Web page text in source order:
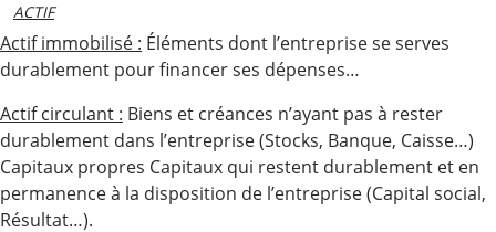
ACTIF
Actif immobilisé : Éléments dont l’entreprise se serves
durablement pour financer ses dépenses…
Actif circulant : Biens et créances n’ayant pas à rester
durablement dans l’entreprise (Stocks, Banque, Caisse…)
Capitaux propres Capitaux qui restent durablement et en
permanence à la disposition de l’entreprise (Capital social,
Résultat…).